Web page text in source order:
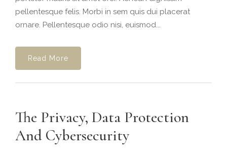
pellentesque felis. Morbi in sem quis dui placerat
ornare. Pellentesque odio nisi, euismod...
Read More
The Privacy, Data Protection
And Cybersecurity